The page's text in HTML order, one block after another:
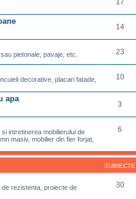
14
pietonale, pavaje, etc. 23
decorative, placari fatade,
10
apa
3
intretinerea mobilierului de
masiv, mobilier din fier forjat,
6
SUBIECTE
rezistenta, proiecte de
30